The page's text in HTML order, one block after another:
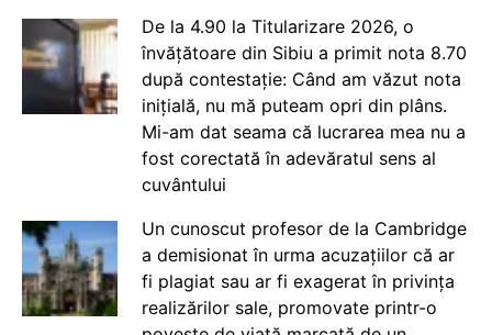
De la 4.90 la Titularizare 2026, o
învățătoare din Sibiu a primit nota 8.70
după contestație: Când am văzut nota
inițială, nu mă puteam opri din plâns.
Mi-am dat seama că lucrarea mea nu a
fost corectată în adevăratul sens al
cuvântului
Un cunoscut profesor de la Cambridge
a demisionat în urma acuzațiilor că ar
fi plagiat sau ar fi exagerat în privința
realizărilor sale, promovate printr-o